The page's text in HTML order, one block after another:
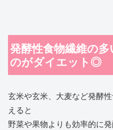
発酵性食物繊維の
のがダイエット◎
玄米や玄米、大麦など発酵
えると
野菜や果物よりも効率的に